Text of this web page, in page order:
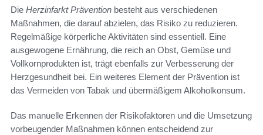
Die Herzinfarkt Prävention besteht aus verschiedenen
Maßnahmen, die darauf abzielen, das Risiko zu reduzieren.
Regelmäßige körperliche Aktivitäten sind essentiell. Eine
ausgewogene Ernährung, die reich an Obst, Gemüse und
Vollkornprodukten ist, trägt ebenfalls zur Verbesserung der
Herzgesundheit bei. Ein weiteres Element der Prävention ist
das Vermeiden von Tabak und übermäßigem Alkoholkonsum.
Das manuelle Erkennen der Risikofaktoren und die Umsetzung
vorbeugender Maßnahmen können entscheidend zur